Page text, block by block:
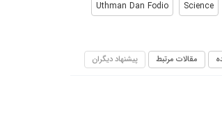
Science
Uthman Dan Fodio
مقالات مرتبط پیشنهاد دیگران